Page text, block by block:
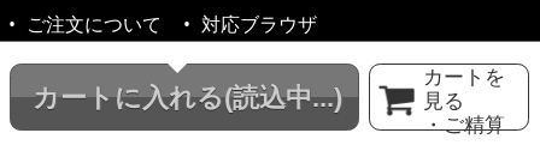
カートに入れる(読込中...)
カートを
見る
・ご精算
ご注文について
対応ブラウザ
©1999-2026 NARANJA Inc. All Rights Reserved.